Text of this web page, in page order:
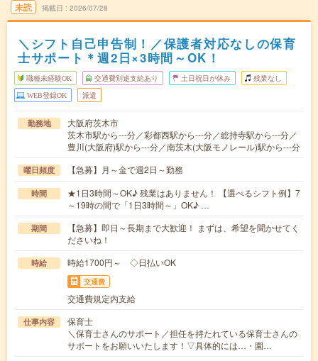
未読 掲載日 2026/07/28
＼シフト自己申告制！／保護者対応なしの保育
士サポート＊週2日×3時間～OK！
職種未経験OK 交通費別途支給あり 土日祝日が休み 残業なし
WEB登録OK 派遣
勤務地
大阪府茨木市
茨木市駅から---分／彩都西駅から---分／総持寺駅から---分／
豊川(大阪府)駅から---分／南茨木(大阪モノレール)駅から---分
曜日頻度 【急募】月～金で週2日～勤務
時間
★1日3時間～OK♪ 残業はありません！ 【選べるシフト例】7
～19時の間で「1日3時間～」OK♪ …
期間
【急募】即日～長期まで大歓迎！ まずは、希望を聞かせてく
ださいね！
時給 時給1700円～ ◇日払いOK
交通費
交通費規定内支給
仕事内容
保育士
＼保育士さんのサポート／担任を持たれている保育士さんの
サポートをお願いいたします！▽具体的には…・園…